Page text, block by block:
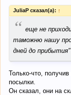
JuliaP сказал(а): ↑
“ еще не
таможню нашу
дней до прибытия"
Только-что,
посылки.
Он сказал, они на